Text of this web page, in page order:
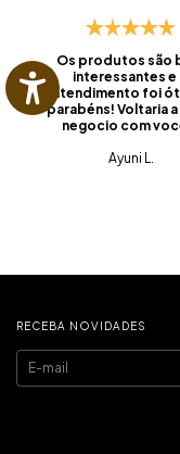
Os produtos são
interessantes e
atendimento foi
parabéns! Voltaria
negocio com
Ayuni L.
RECEBA NOVIDADES